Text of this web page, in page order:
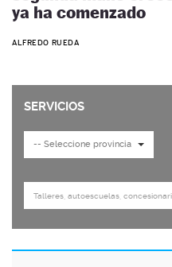
ya ha comenzado
ALFREDO RUEDA